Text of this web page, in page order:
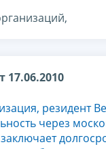
17.06.2010
резидент
через